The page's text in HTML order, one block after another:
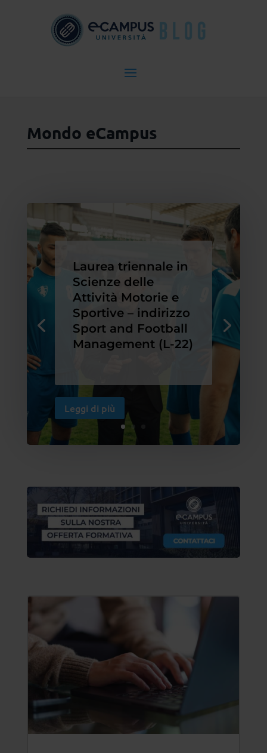
Mondo eCampus
Laurea triennale in
Scienze delle
Attività Motorie e
Sportive – indirizzo
Sport and Football
Management (L-22)
Leggi di più